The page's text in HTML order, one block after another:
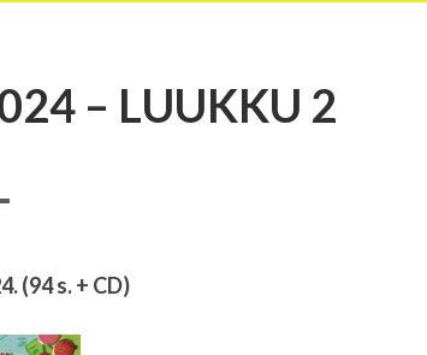
– LUUKKU 2
(94 s. + CD)